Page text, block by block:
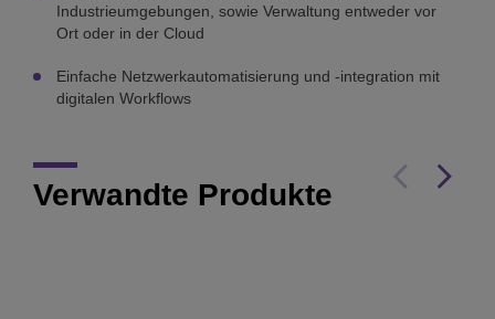
Industrieumgebungen, sowie Verwaltung entweder vor
Ort oder in der Cloud
Einfache Netzwerkautomatisierung und -integration mit
digitalen Workflows
Verwandte Produkte